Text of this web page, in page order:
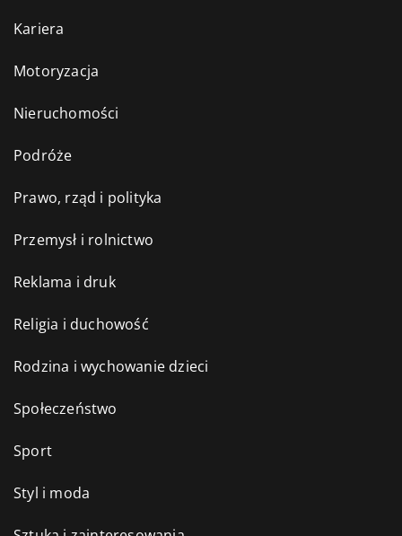
Kariera
Motoryzacja
Nieruchomości
Podróże
Prawo, rząd i polityka
Przemysł i rolnictwo
Reklama i druk
Religia i duchowość
Rodzina i wychowanie dzieci
Społeczeństwo
Sport
Styl i moda